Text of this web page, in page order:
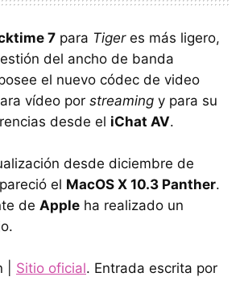
7 para Tigeres más ligero,
del ancho de banda
el nuevo códec de video
vídeo por streaming y para su
desde el iChat AV.
desde diciembre de
el MacOS X 10.3 Panther.
de Apple ha realizado un
| Sitio oficial. Entrada escrita por